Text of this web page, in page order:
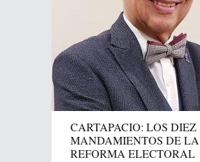
CARTAPACIO: LOS DIEZ
MANDAMIENTOS DE LA
REFORMA ELECTORAL